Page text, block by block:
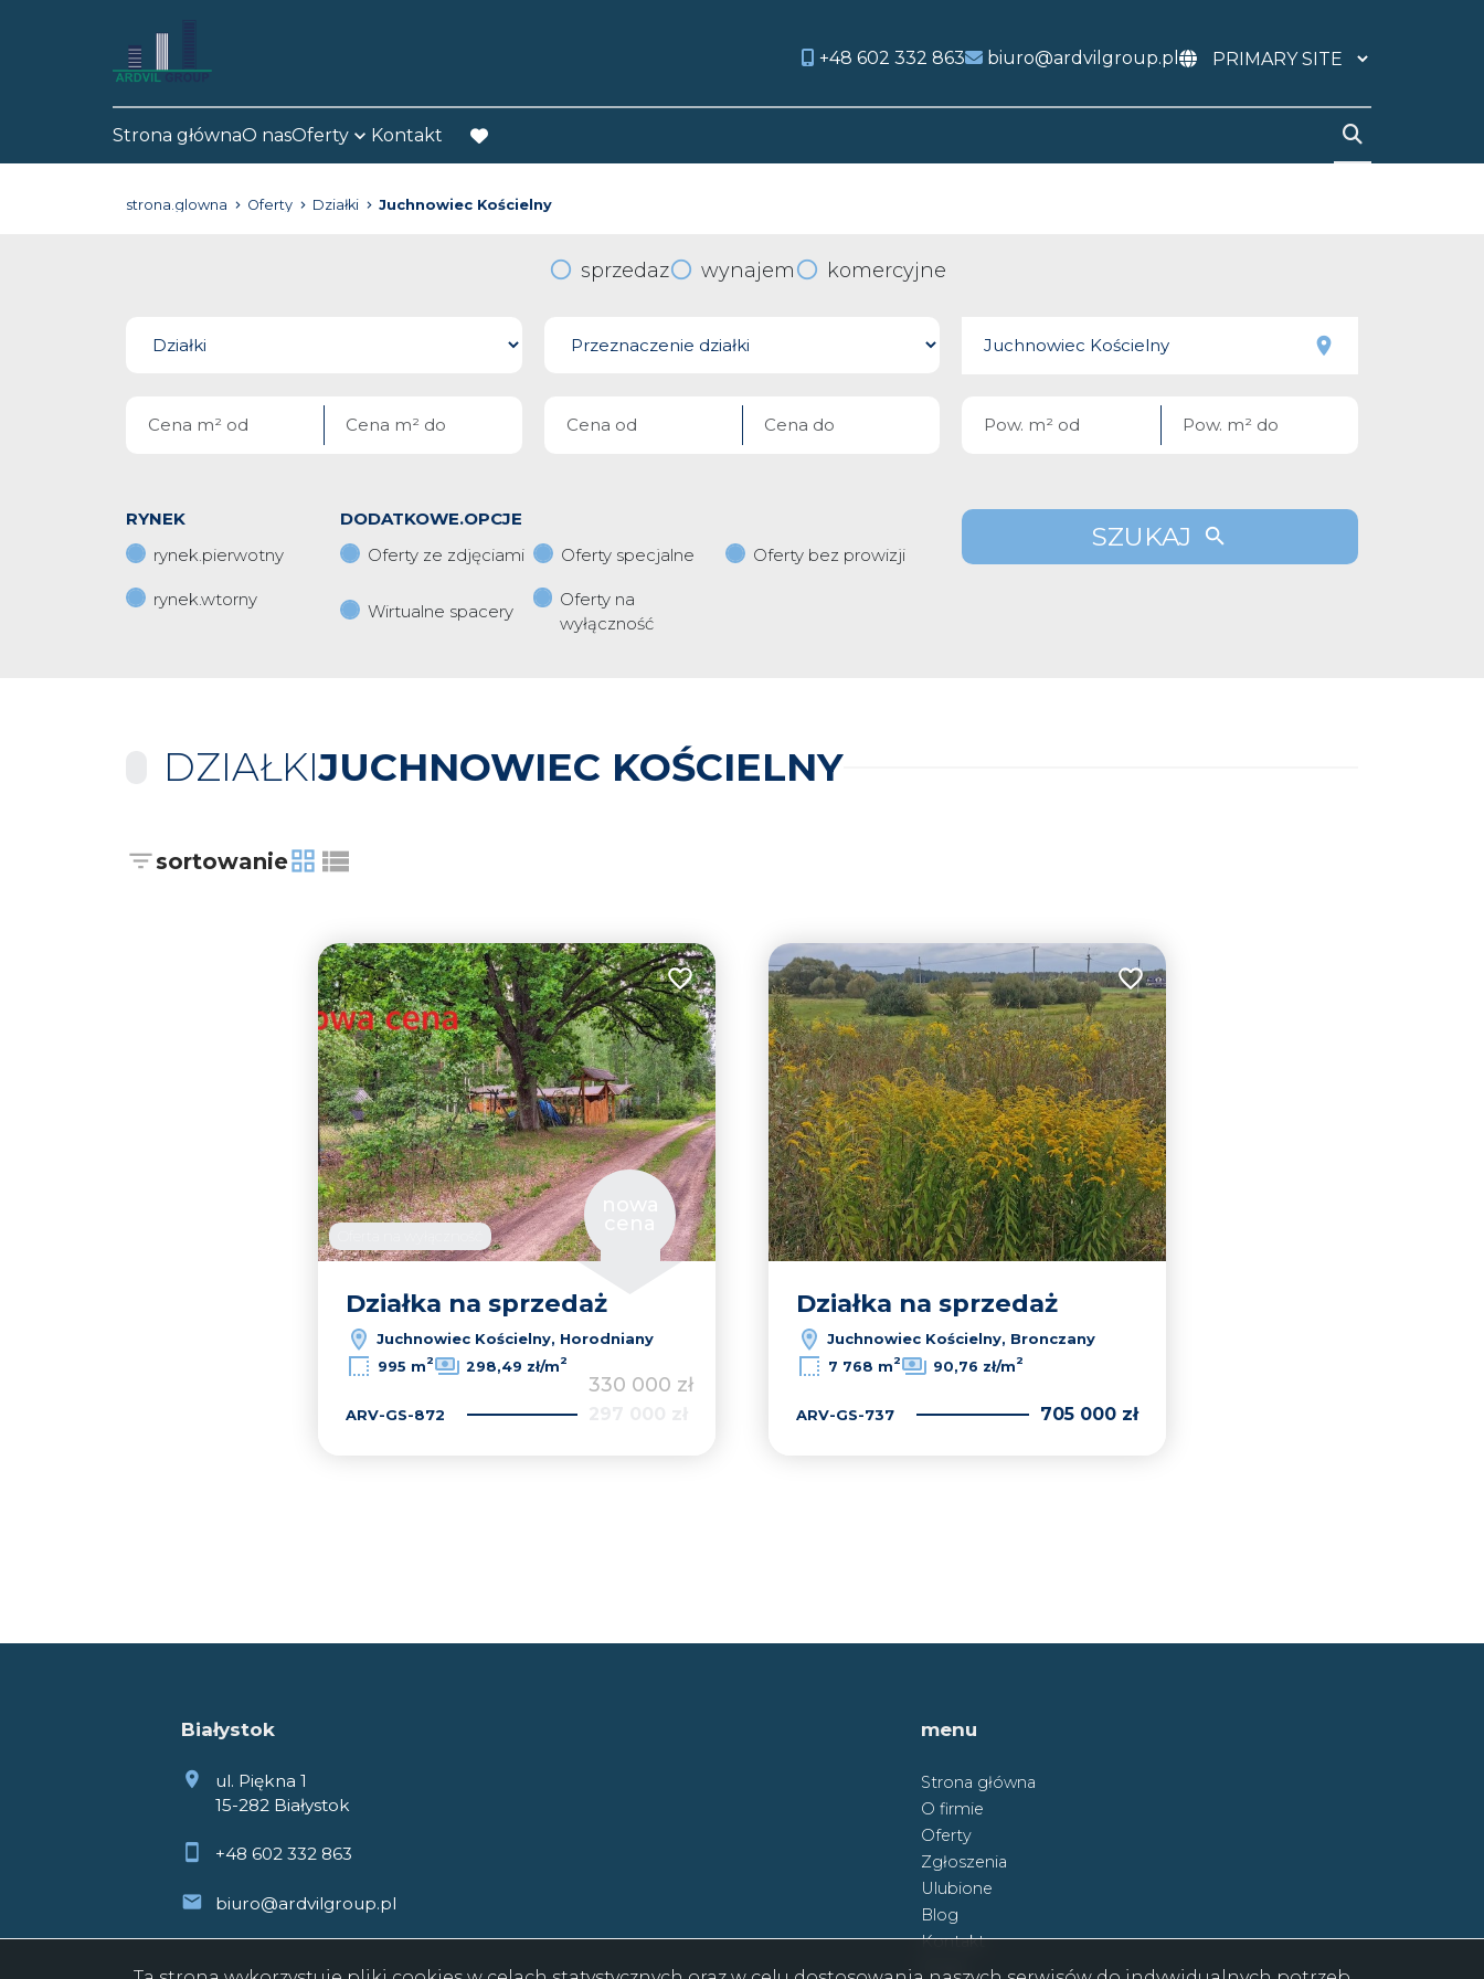
+48 602 332 863 biuro@ardvilgroup.pl
Strona głównaO nasOferty Kontakt
favorite
strona.glowna Oferty Działki Juchnowiec Kościelny
sprzedaz wynajem komercyjne
RYNEK
rynek.pierwotny
rynek.wtorny
DODATKOWE.OPCJE
Oferty ze zdjęciami
Oferty specjalne Oferty bez prowizji
Wirtualne spacery
Oferty na
wyłączność
SZUKAJ
DZIAŁKIJUCHNOWIEC KOŚCIELNY
sortowanie
tabela
lista
Dodaj do ulubionych
Działka na sprzedaż
Juchnowiec Kościelny, Horodniany
995 m2 298,49 zł/m2
330 000 zł
ARV-GS-872
Dodaj do ulubionych
Działka na sprzedaż
Juchnowiec Kościelny, Bronczany
7 768 m2 90,76 zł/m2
ARV-GS-737 705 000 zł
Białystok
ul. Piękna 1
15-282 Białystok
+48 602 332 863
biuro@ardvilgroup.pl
menu
Strona główna
O firmie
Oferty
Zgłoszenia
Ulubione
Blog
Kontakt